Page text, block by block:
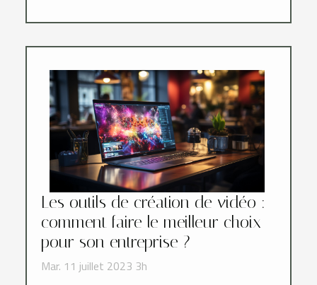
Les outils de création de vidéo :
comment faire le meilleur choix
pour son entreprise ?
Mar. 11 juillet 2023 3h